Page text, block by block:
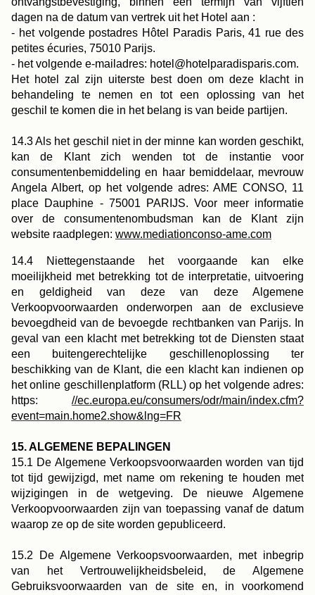
dagen na de datum van vertrek uit het Hotel aan :
- het volgende postadres Hôtel Paradis Paris, 41 rue des
petites écuries, 75010 Parijs.
- het volgende e-mailadres: hotel@hotelparadisparis.com.
Het hotel zal zijn uiterste best doen om deze klacht in
behandeling te nemen en tot een oplossing van het
geschil te komen die in het belang is van beide partijen.
14.3 Als het geschil niet in der minne kan worden geschikt,
kan de Klant zich wenden tot de instantie voor
consumentenbemiddeling en haar bemiddelaar, mevrouw
Angela Albert, op het volgende adres: AME CONSO, 11
place Dauphine - 75001 PARIJS. Voor meer informatie
over de consumentenombudsman kan de Klant zijn
website raadplegen: www.mediationconso-ame.com
14.4 Niettegenstaande het voorgaande kan elke
moeilijkheid met betrekking tot de interpretatie, uitvoering
en geldigheid van deze van deze Algemene
Verkoopvoorwaarden onderworpen aan de exclusieve
bevoegdheid van de bevoegde rechtbanken van Parijs. In
geval van een klacht met betrekking tot de Diensten staat
een buitengerechtelijke geschillenoplossing ter
beschikking van de Klant, die een klacht kan indienen op
het online geschillenplatform (RLL) op het volgende adres:
https: //ec.europa.eu/consumers/odr/main/index.cfm?
event=main.home2.show&lng=FR
15. ALGEMENE BEPALINGEN
15.1 De Algemene Verkoopsvoorwaarden worden van tijd
tot tijd gewijzigd, met name om rekening te houden met
wijzigingen in de wetgeving. De nieuwe Algemene
Verkoopvoorwaarden zijn van toepassing vanaf de datum
waarop ze op de site worden gepubliceerd.
15.2 De Algemene Verkoopsvoorwaarden, met inbegrip
van het Vertrouwelijkheidsbeleid, de Algemene
Gebruiksvoorwaarden van de site en, in voorkomend